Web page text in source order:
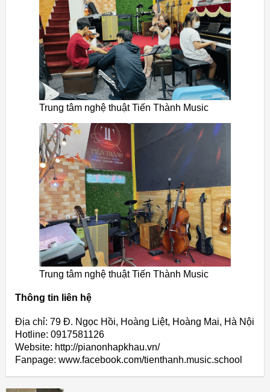
Trung tâm nghệ thuật Tiến Thành Music
Trung tâm nghệ thuật Tiến Thành Music
Thông tin liên hệ
Địa chỉ: 79 Đ. Ngọc Hồi, Hoàng Liệt, Hoàng Mai, Hà Nội
Hotline: 0917581126
Website: http://pianonhapkhau.vn/
Fanpage: www.facebook.com/tienthanh.music.school